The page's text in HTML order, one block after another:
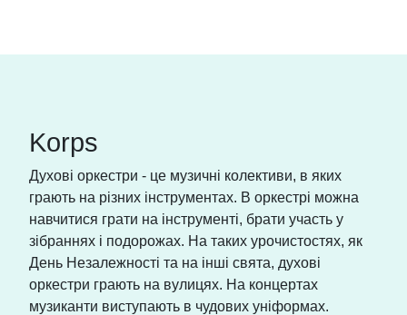
Korps
Духові оркестри - це музичні колективи, в яких
грають на різних інструментах. В оркестрі можна
навчитися грати на інструменті, брати участь у
зібраннях і подорожах. На таких урочистостях, як
День Незалежності та на інші свята, духові
оркестри грають на вулицях. На концертах
музиканти виступають в чудових уніформах.